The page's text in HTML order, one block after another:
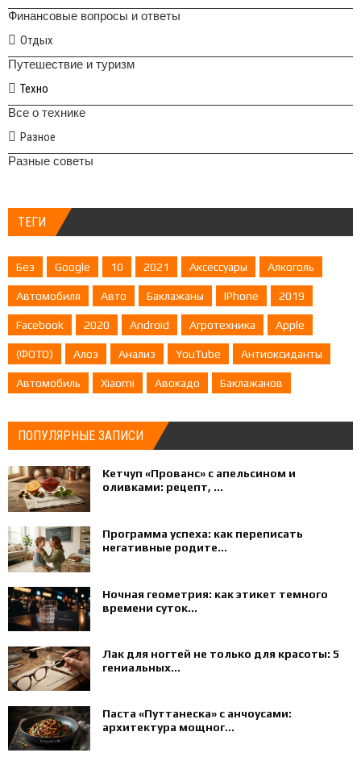
Финансовые вопросы и ответы
Отдых
Путешествие и туризм
Техно
Все о технике
Разное
Разные советы
ТЕГИ
Без Google 10 2021 Аксессуары Алкоголь
Автомобиля Авто Баклажаны IPhone 2019
Facebook 2020 Android Агротехника Apple
(ФОТО) Алоэ Анализ YouTube Антиоксиданты
Автомобиль Xiaomi Авокадо Баклажанов
ПОПУЛЯРНЫЕ ЗАПИСИ
Кетчуп «Прованс» с апельсином и
оливками: рецепт, ...
Программа успеха: как переписать
негативные родите...
Ночная геометрия: как этикет темного
времени суток...
Лак для ногтей не только для красоты: 5
гениальных...
Паста «Путтанеска» с анчоусами:
архитектура мощног...